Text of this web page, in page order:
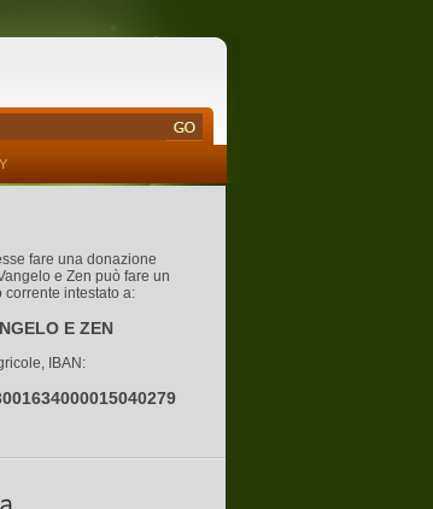
fare una donazione
e Zen può fare un
corrente intestato a:
E ZEN
IBAN: